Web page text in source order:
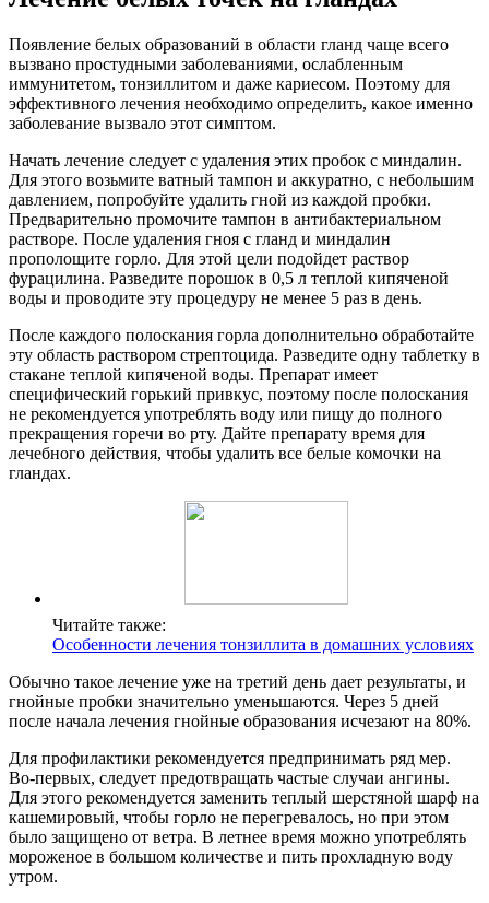
Появление белых образований в области гланд чаще всего
вызвано простудными заболеваниями, ослабленным
иммунитетом, тонзиллитом и даже кариесом. Поэтому для
эффективного лечения необходимо определить, какое именно
заболевание вызвало этот симптом.
Начать лечение следует с удаления этих пробок с миндалин.
Для этого возьмите ватный тампон и аккуратно, с небольшим
давлением, попробуйте удалить гной из каждой пробки.
Предварительно промочите тампон в антибактериальном
растворе. После удаления гноя с гланд и миндалин
прополощите горло. Для этой цели подойдет раствор
фурацилина. Разведите порошок в 0,5 л теплой кипяченой
воды и проводите эту процедуру не менее 5 раз в день.
После каждого полоскания горла дополнительно обработайте
эту область раствором стрептоцида. Разведите одну таблетку в
стакане теплой кипяченой воды. Препарат имеет
специфический горький привкус, поэтому после полоскания
не рекомендуется употреблять воду или пищу до полного
прекращения горечи во рту. Дайте препарату время для
лечебного действия, чтобы удалить все белые комочки на
гландах.
Читайте также:
Особенности лечения тонзиллита в домашних условиях
Обычно такое лечение уже на третий день дает результаты, и
гнойные пробки значительно уменьшаются. Через 5 дней
после начала лечения гнойные образования исчезают на 80%.
Для профилактики рекомендуется предпринимать ряд мер.
Во-первых, следует предотвращать частые случаи ангины.
Для этого рекомендуется заменить теплый шерстяной шарф на
кашемировый, чтобы горло не перегревалось, но при этом
было защищено от ветра. В летнее время можно употреблять
мороженое в большом количестве и пить прохладную воду
утром.